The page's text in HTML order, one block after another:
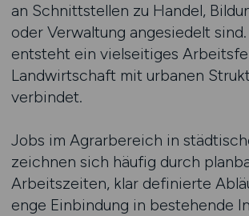
an Schnittstellen zu Handel,
oder Verwaltung angesiedelt
entsteht ein vielseitiges
Landwirtschaft mit urbanen
verbindet.
Jobs im Agrarbereich in
zeichnen sich häufig durch
Arbeitszeiten, klar definierte
enge Einbindung in bestehende